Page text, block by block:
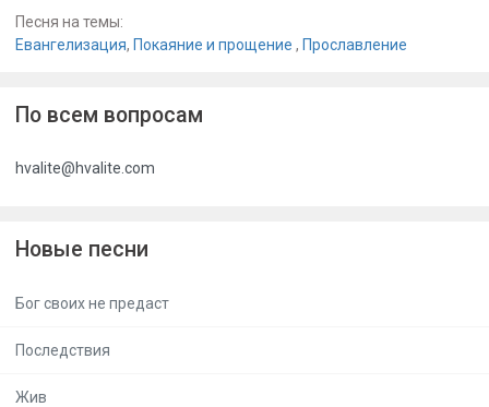
Песня на темы:
Евангелизация, Покаяние и прощение , Прославление
По всем вопросам
hvalite@hvalite.com
Новые песни
Бог своих не предаст
Последствия
Жив